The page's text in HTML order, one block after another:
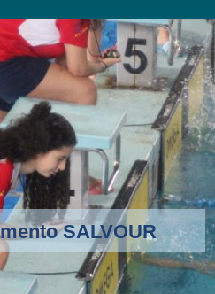
SALVOUR